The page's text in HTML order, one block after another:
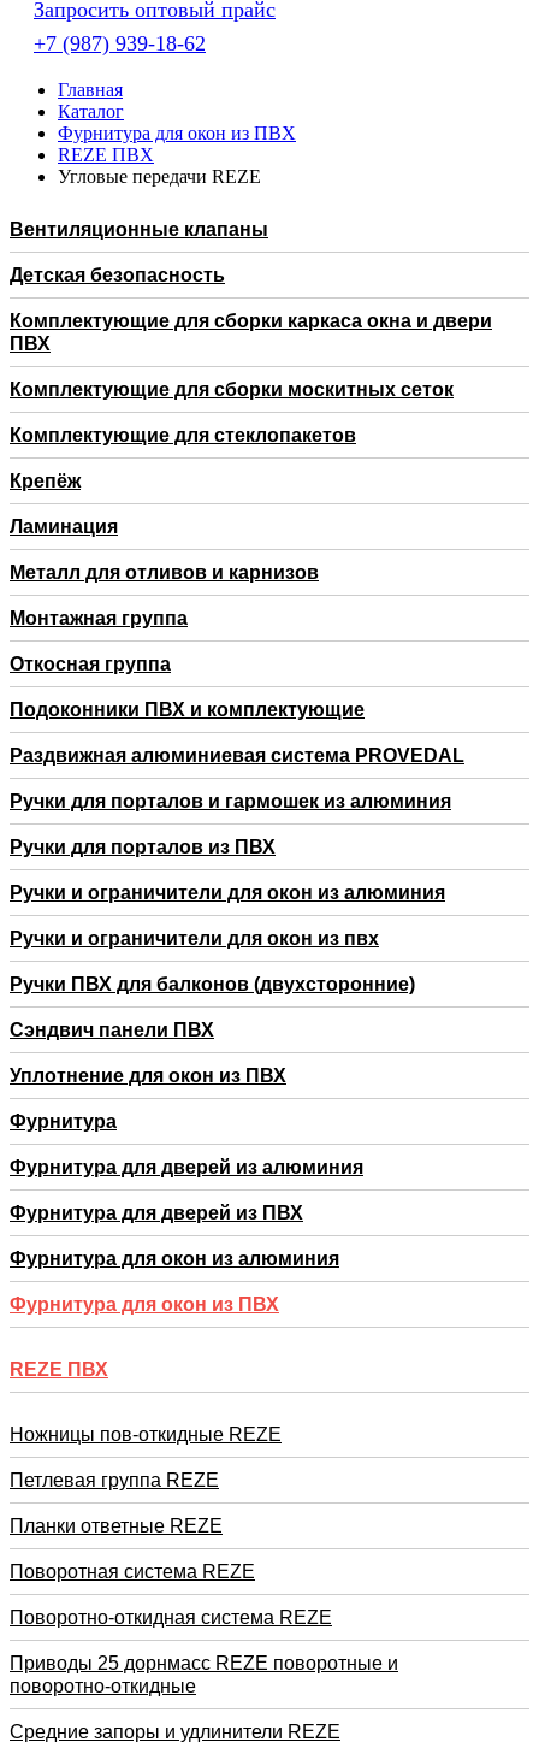
Запросить оптовый прайс
+7 (987) 939-18-62
Главная
Каталог
Фурнитура для окон из ПВХ
REZE ПВХ
Угловые передачи REZE
Вентиляционные клапаны
Детская безопасность
Комплектующие для сборки каркаса окна и двери
ПВХ
Комплектующие для сборки москитных сеток
Комплектующие для стеклопакетов
Крепёж
Ламинация
Металл для отливов и карнизов
Монтажная группа
Откосная группа
Подоконники ПВХ и комплектующие
Раздвижная алюминиевая система PROVEDAL
Ручки для порталов и гармошек из алюминия
Ручки для порталов из ПВХ
Ручки и ограничители для окон из алюминия
Ручки и ограничители для окон из пвх
Ручки ПВХ для балконов (двухсторонние)
Сэндвич панели ПВХ
Уплотнение для окон из ПВХ
Фурнитура
Фурнитура для дверей из алюминия
Фурнитура для дверей из ПВХ
Фурнитура для окон из алюминия
Фурнитура для окон из ПВХ
REZE ПВХ
Ножницы пов-откидные REZE
Петлевая группа REZE
Планки ответные REZE
Поворотная система REZE
Поворотно-откидная система REZE
Приводы 25 дорнмасс REZE поворотные и
поворотно-откидные
Средние запоры и удлинители REZE